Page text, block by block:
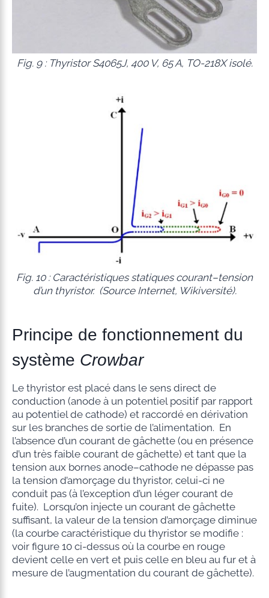
Fig. 9 : Thyristor S4065J, 400 V, 65 A, TO-218X isolé.
Fig. 10 : Caractéristiques statiques courant–tension
d’un thyristor. (Source Internet, Wikiversité).
Principe de fonctionnement du
système Crowbar
Le thyristor est placé dans le sens direct de
conduction (anode à un potentiel positif par rapport
au potentiel de cathode) et raccordé en dérivation
sur les branches de sortie de l’alimentation. En
l’absence d’un courant de gâchette (ou en présence
d’un très faible courant de gâchette) et tant que la
tension aux bornes anode–cathode ne dépasse pas
la tension d’amorçage du thyristor, celui-ci ne
conduit pas (à l’exception d’un léger courant de
fuite). Lorsqu’on injecte un courant de gâchette
suffisant, la valeur de la tension d’amorçage diminue
(la courbe caractéristique du thyristor se modifie :
voir figure 10 ci-dessus où la courbe en rouge
devient celle en vert et puis celle en bleu au fur et à
mesure de l’augmentation du courant de gâchette).